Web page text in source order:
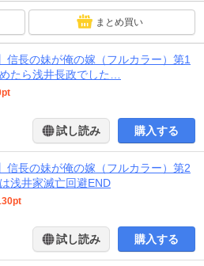
まとめ買い
信長の妹が俺の嫁（フルカラー）第1
たら浅井長政でした…
試し読み 購入する
信長の妹が俺の嫁（フルカラー）第2
浅井家滅亡回避END
試し読み 購入する